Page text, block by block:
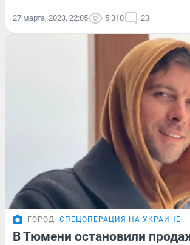
27 марта, 2023, 22:05 5 310 23
ГОРОД СПЕЦОПЕРАЦИЯ НА УКРАИНЕ
В Тюмени остановили